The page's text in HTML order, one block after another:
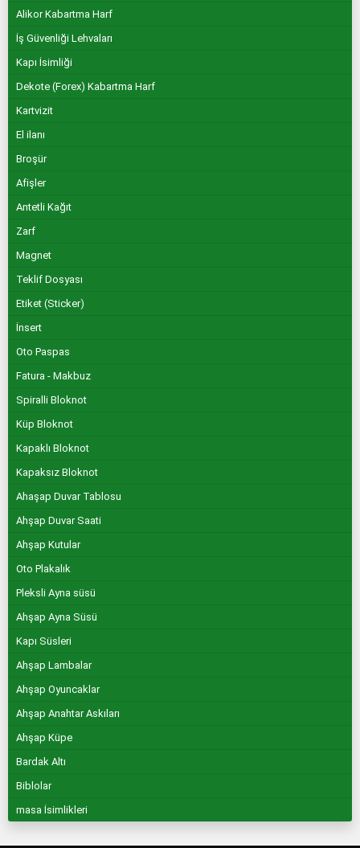
Alikor Kabartma Harf
İş Güvenliği Lehvaları
Kapı İsimliği
Dekote (Forex) Kabartma Harf
Kartvizit
El ilanı
Broşür
Afişler
Antetli Kağıt
Zarf
Magnet
Teklif Dosyası
Etiket (Sticker)
İnsert
Oto Paspas
Fatura - Makbuz
Spiralli Bloknot
Küp Bloknot
Kapaklı Bloknot
Kapaksız Bloknot
Ahaşap Duvar Tablosu
Ahşap Duvar Saati
Ahşap Kutular
Oto Plakalık
Pleksli Ayna süsü
Ahşap Ayna Süsü
Kapı Süsleri
Ahşap Lambalar
Ahşap Oyuncaklar
Ahşap Anahtar Askıları
Ahşap Küpe
Bardak Altı
Biblolar
masa İsimlikleri